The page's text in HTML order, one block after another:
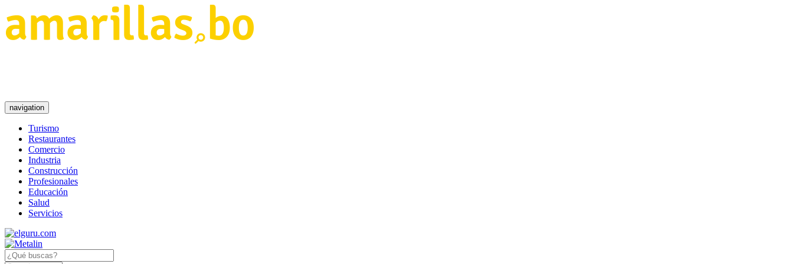
navigation
Turismo
Restaurantes
Comercio
Industria
Construcción
Profesionales
Educación
Salud
Servicios